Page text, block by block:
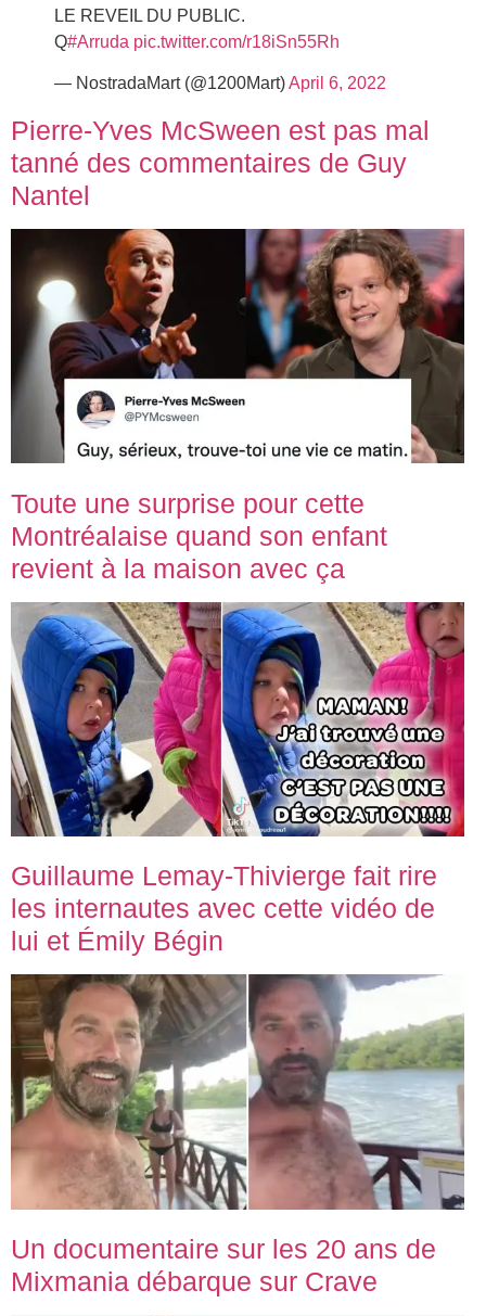
LE REVEIL DU PUBLIC.
Q#Arruda pic.twitter.com/r18iSn55Rh
— NostradaMart (@1200Mart)April 6, 2022
Pierre-Yves McSween est pas mal
tanné des commentaires de Guy
Nantel
Toute une surprise pour cette
Montréalaise quand son enfant
revient à la maison avec ça
Guillaume Lemay-Thivierge fait rire
les internautes avec cette vidéo de
lui et Émily Bégin
Un documentaire sur les 20 ans de
Mixmania débarque sur Crave